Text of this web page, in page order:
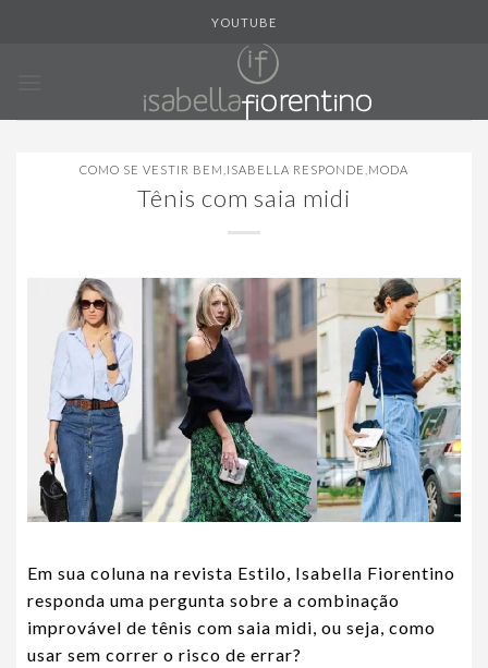
YOUTUBE
COMO SE VESTIR BEM ISABELLA RESPONDE MODA
Tênis com saia midi
Em sua coluna na revista Estilo, Isabella Fiorentino
responda uma pergunta sobre a combinação
improvável de tênis com saia midi, ou seja, como
usar sem correr o risco de errar?